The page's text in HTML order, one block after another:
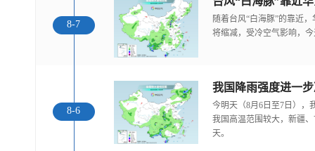
8-7
随着台风“白海豚”的靠近
将缩减，受冷空气影响，
8-6
今明天（8月6日至7日），
我国高温范围较大，新疆
天。